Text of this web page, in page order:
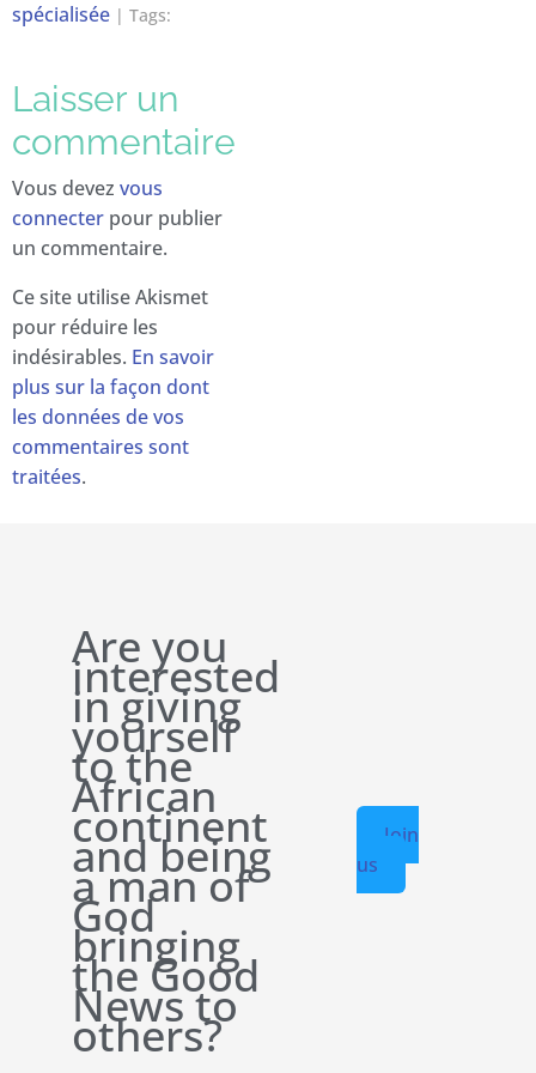
spécialisée | Tags:
Laisser un
commentaire
Vous devez vous
connecter pour publier
un commentaire.
Ce site utilise Akismet
pour réduire les
indésirables. En savoir
plus sur la façon dont
les données de vos
commentaires sont
traitées.
Are you
interested
in giving
yourself
to the
African
continent
and being
a man of
God
bringing
the Good
News to
others?
Join
us